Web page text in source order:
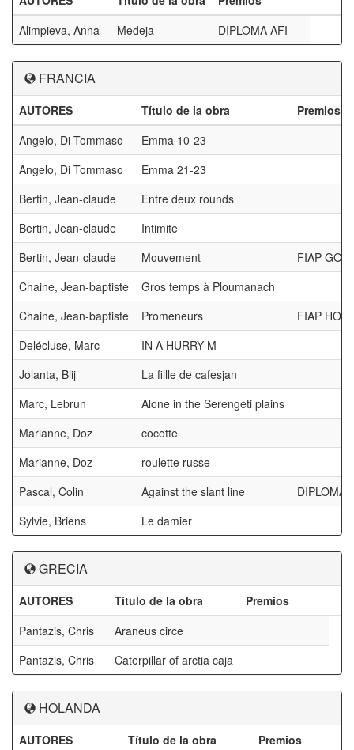
Alimpieva, Anna
Medeja DIPLOMA AFI
FRANCIA
AUTORES Título de la obra
Premios
Angelo, Di Tommaso
Emma 10-23
Angelo, Di Tommaso
Emma 21-23
Bertin, Jean-claude
Entre deux rounds
Bertin, Jean-claude
Intimite
Bertin, Jean-claude
Mouvement
FIAP
Chaine, Jean-baptiste
Gros temps à Ploumanach
Chaine, Jean-baptiste
Promeneurs
FIAP
Delécluse, Marc
IN A HURRY M
Jolanta, Blij
La fillle de cafesjan
Marc, Lebrun
Alone in the Serengeti plains
Marianne, Doz
cocotte
Marianne, Doz
roulette russe
Pascal, Colin
Against the slant line
DIPLOMA
Sylvie, Briens
Le damier
GRECIA
AUTORES Título de la obra
Premios
Pantazis, Chris
Araneus circe
Pantazis, Chris
Caterpillar of arctia caja
HOLANDA
AUTORES Título de la obra Premios